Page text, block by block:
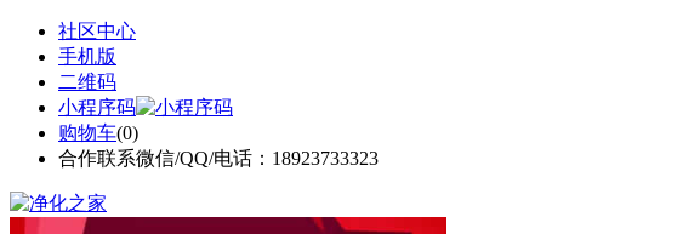
社区中心
手机版
二维码
小程序码
购物车(0)
合作联系微信/QQ/电话：18923733323